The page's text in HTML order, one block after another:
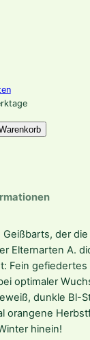
der
Elternarten A.
Fein
optimaler
dunkle Bl-
orangene
hinein!